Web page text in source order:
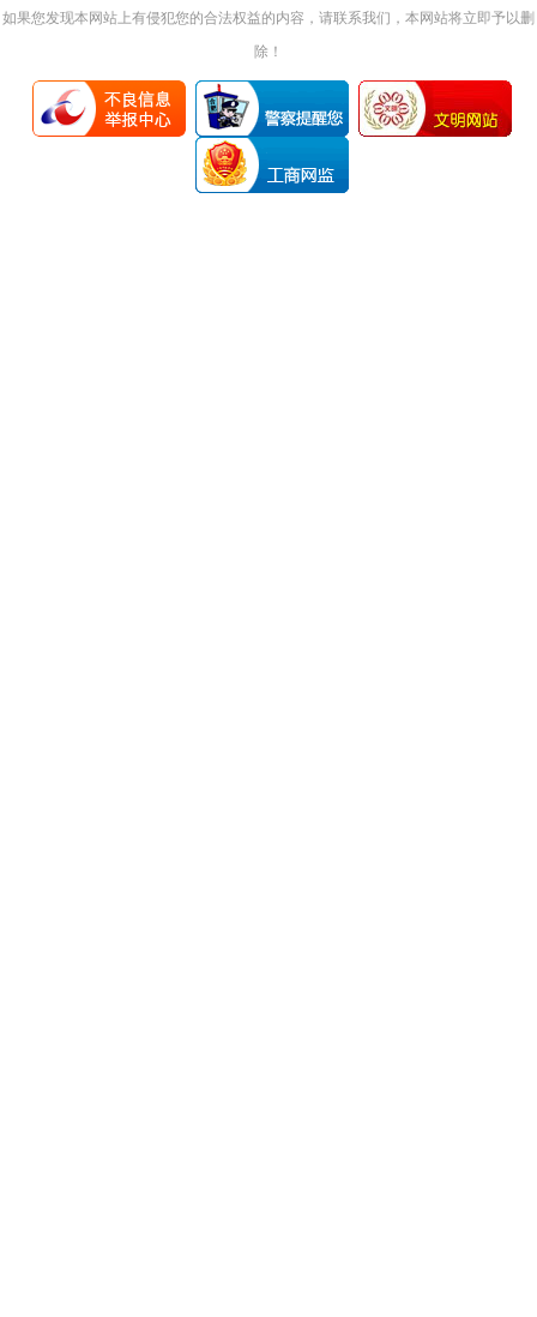
如果您发现本网站上有侵犯您的合法权益的内容，请联系我们，本网站将立即予以删
除！